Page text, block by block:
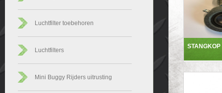
Luchtfilter toebehoren
Luchtfilters
Mini Buggy Rijders uitrusting
STANGKOP